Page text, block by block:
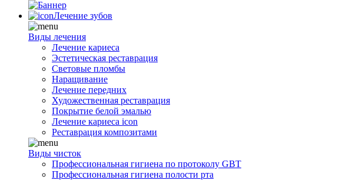
Лечение зубов
Виды лечения
Лечение кариеса
Эстетическая реставрация
Световые пломбы
Наращивание
Лечение передних
Художественная реставрация
Покрытие белой эмалью
Лечение кариеса icon
Реставрация композитами
Виды чисток
Профессиональная гигиена по протоколу GBT
Профессиональная гигиена полости рта